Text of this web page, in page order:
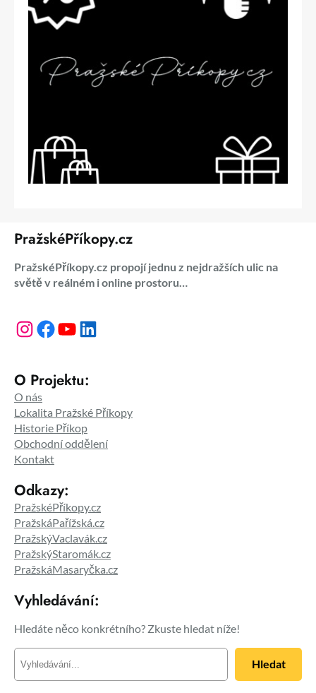
PražskéPříkopy.cz
PražskéPříkopy.cz propojí jednu z nejdražších ulic na
světě v reálném i online prostoru…
Instagram Facebook YouTube LinkedIn
O Projektu:
O nás
Lokalita Pražské Příkopy
Historie Příkop
Obchodní oddělení
Kontakt
Odkazy:
PražskéPříkopy.cz
PražskáPařížská.cz
PražskýVaclavák.cz
PražskýStaromák.cz
PražskáMasaryčka.cz
Vyhledávání:
Hledáte něco konkrétního? Zkuste hledat níže!
e
Hledat